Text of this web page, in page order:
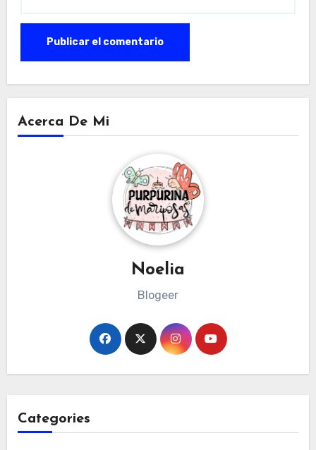
Acerca De Mi
Noelia
Blogeer
Categories